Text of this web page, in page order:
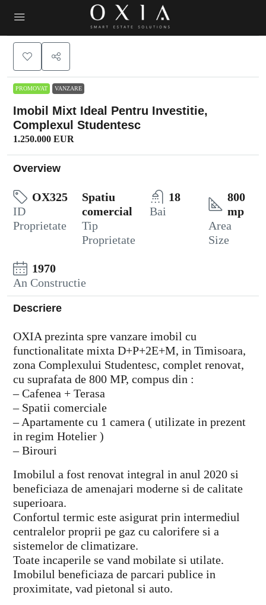
PROMOVAT VANZARE
Imobil Mixt Ideal Pentru Investitie,
Complexul Studentesc
1.250.000 EUR
Overview
OX325
ID
Proprietate
Spatiu
comercial
Tip
Proprietate
18
Bai
800
mp
Area
Size
1970
An Constructie
Descriere
OXIA prezinta spre vanzare imobil cu
functionalitate mixta D+P+2E+M, in Timisoara,
zona Complexului Studentesc, complet renovat,
cu suprafata de 800 MP, compus din :
– Cafenea + Terasa
– Spatii comerciale
– Apartamente cu 1 camera ( utilizate in prezent
in regim Hotelier )
– Birouri
Imobilul a fost renovat integral in anul 2020 si
beneficiaza de amenajari moderne si de calitate
superioara.
Confortul termic este asigurat prin intermediul
centralelor proprii pe gaz cu calorifere si a
sistemelor de climatizare.
Toate incaperile se vand mobilate si utilate.
Imobilul beneficiaza de parcari publice in
proximitate, vad pietonal si auto.